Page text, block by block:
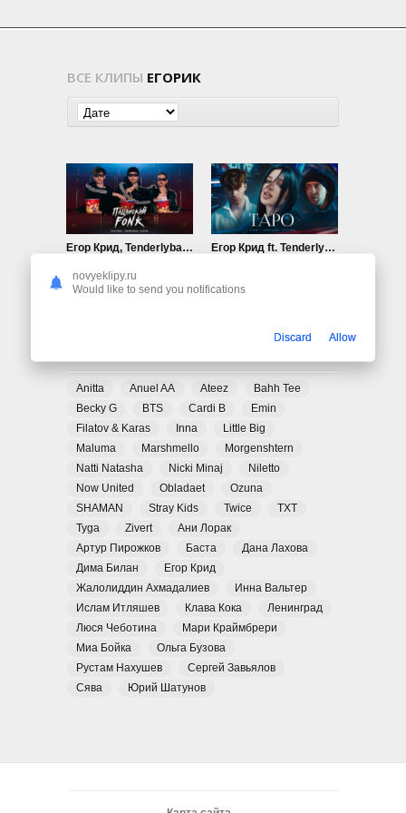
ВСЕ КЛИПЫ ЕГОРИК
Егор Крид, Tenderlybae, Егорик — Пацанский Fonk
Егор Крид ft. Tenderlybae, Егорик — Тapo
Anitta Anuel AA Ateez
Bahh Tee
Becky G
BTS Cardi B
Emin
Filatov & Karas
Inna
Little Big
Maluma
Marshmello
Morgenshtern
Natti Natasha
Nicki Minaj
Niletto
Now United
Obladaet
Ozuna
SHAMAN
Stray Kids Twice
TXT
Tyga
Zivert
Ани Лорак
Артур Пирожков
Баста
Дана Лахова
Дима Билан
Егор Крид
Жалолиддин Ахмадалиев
Инна Вальтер
Ислам Итляшев
Клава Кока
Ленинград
Люся Чеботина
Мари Краймбрери
Миа Бойка
Ольга Бузова
Рустам Нахушев
Сергей Завьялов
Сява
Юрий Шатунов
novyeklipy.ru
Would like to send you notifications
Discard Allow